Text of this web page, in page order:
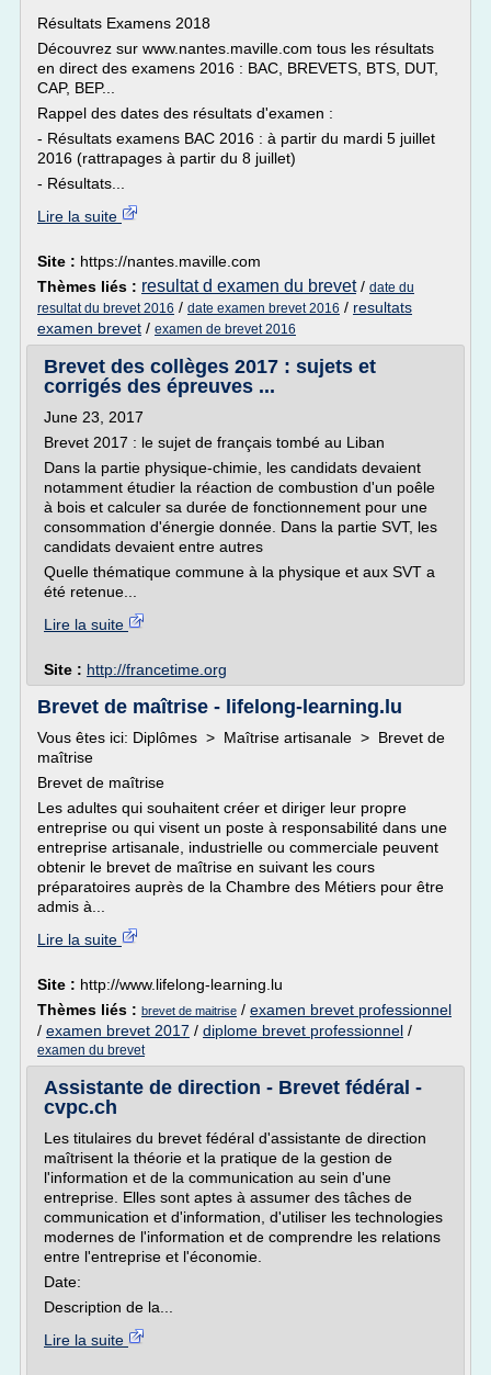
Résultats Examens 2018
Découvrez sur www.nantes.maville.com tous les résultats
en direct des examens 2016 : BAC, BREVETS, BTS, DUT,
CAP, BEP...
Rappel des dates des résultats d'examen :
- Résultats examens BAC 2016 : à partir du mardi 5 juillet
2016 (rattrapages à partir du 8 juillet)
- Résultats...
Lire la suite
Site : https://nantes.maville.com
Thèmes liés : resultat d examen du brevet/ date du
resultat du brevet 2016 / date examen brevet 2016 / resultats
examen brevet / examen de brevet 2016
Brevet des collèges 2017 : sujets et
corrigés des épreuves ...
June 23, 2017
Brevet 2017 : le sujet de français tombé au Liban
Dans la partie physique-chimie, les candidats devaient
notamment étudier la réaction de combustion d'un poêle
à bois et calculer sa durée de fonctionnement pour une
consommation d'énergie donnée. Dans la partie SVT, les
candidats devaient entre autres
Quelle thématique commune à la physique et aux SVT a
été retenue...
Lire la suite
Site : http://francetime.org
Brevet de maîtrise - lifelong-learning.lu
Vous êtes ici: Diplômes > Maîtrise artisanale > Brevet de
maîtrise
Brevet de maîtrise
Les adultes qui souhaitent créer et diriger leur propre
entreprise ou qui visent un poste à responsabilité dans une
entreprise artisanale, industrielle ou commerciale peuvent
obtenir le brevet de maîtrise en suivant les cours
préparatoires auprès de la Chambre des Métiers pour être
admis à...
Lire la suite
Site : http://www.lifelong-learning.lu
Thèmes liés : brevet de maitrise / examen brevet professionnel
/ examen brevet 2017 / diplome brevet professionnel /
examen du brevet
Assistante de direction - Brevet fédéral -
cvpc.ch
Les titulaires du brevet fédéral d'assistante de direction
maîtrisent la théorie et la pratique de la gestion de
l'information et de la communication au sein d'une
entreprise. Elles sont aptes à assumer des tâches de
communication et d'information, d'utiliser les technologies
modernes de l'information et de comprendre les relations
entre l'entreprise et l'économie.
Date:
Description de la...
Lire la suite